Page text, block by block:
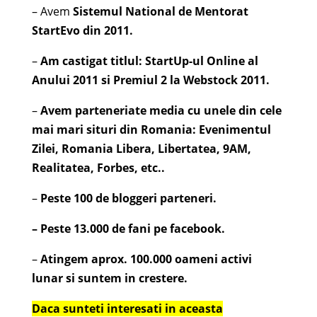
– Avem Sistemul National de Mentorat
StartEvo din 2011.
–Am castigat titlul: StartUp-ul Online al
Anului 2011 si Premiul 2 la Webstock 2011.
–Avem parteneriate media cu unele din cele
mai mari situri din Romania: Evenimentul
Zilei, Romania Libera, Libertatea, 9AM,
Realitatea, Forbes, etc..
– Peste 100 de bloggeri parteneri.
– Peste 13.000 de fani pe facebook.
–Atingem aprox. 100.000 oameni activi
lunar si suntem in crestere.
Daca sunteti interesati in aceasta